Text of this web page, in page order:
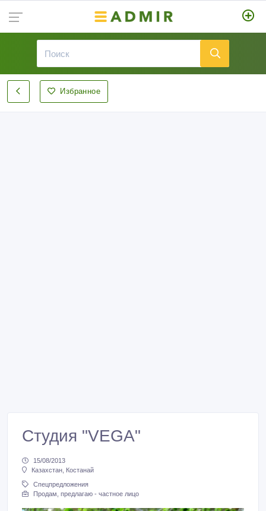
Избранное
Студия "VEGA"
15/08/2013
Казахстан, Костанай
Спецпредложения
Продам, предлагаю - частное лицо